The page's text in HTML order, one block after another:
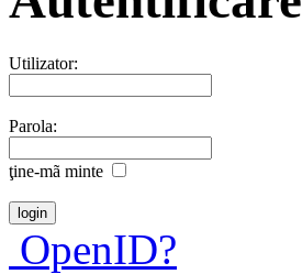
Utilizator:
Parola:
ţine-mã minte
OpenID?